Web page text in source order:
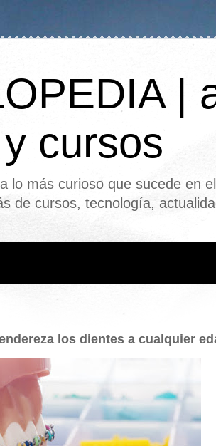
|
cursos
lo más curioso que sucede en
de cursos, tecnología,
los dientes a cualquier